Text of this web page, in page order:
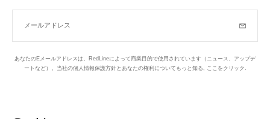
メールアドレス
あなたのEメールアドレスは、RedLineによって商業目的で使用されています（ニュース、アップデ
ートなど）。当社の個人情報保護方針とあなたの権利についてもっと知る, ここをクリック.